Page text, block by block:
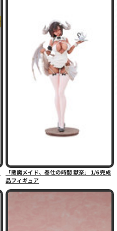
「悪魔メイド、奉仕の時間 獄奈」 1/6 完成
品フィギュア